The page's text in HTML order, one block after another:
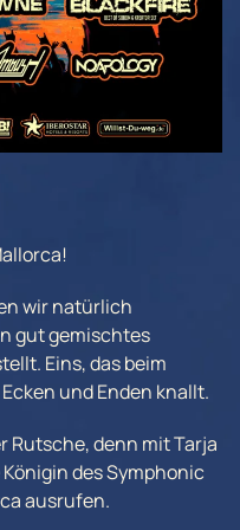
wir natürlich
gut gemischtes
Eins, das beim
und Enden knallt.
Rutsche, denn mit Tarja
des Symphonic
ausrufen.